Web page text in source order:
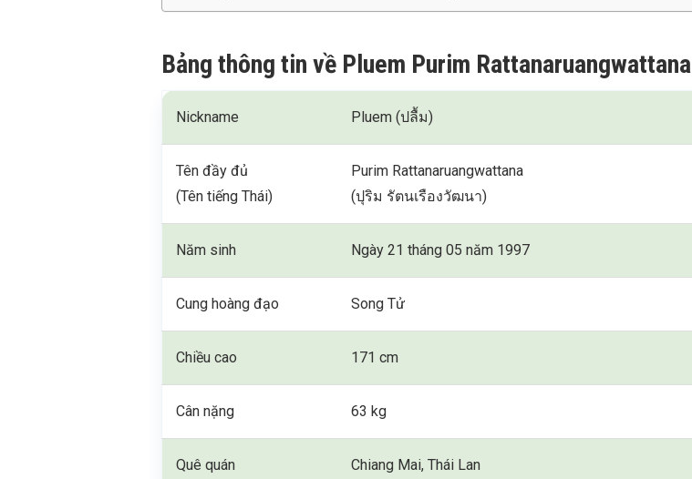
Bảng thông tin về Pluem Purim Rattanaruangwattana
Nickname Pluem (ปลื้ม)
Tên đầy đủ
(Tên tiếng Thái)
Purim Rattanaruangwattana
(ปุริม รัตนเรืองวัฒนา)
Năm sinh Ngày 21 tháng 05 năm 1997
Cung hoàng đạo Song Tử
Chiều cao 171 cm
Cân nặng 63 kg
Quê quán Chiang Mai, Thái Lan